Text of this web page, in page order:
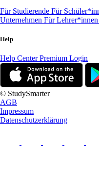
Für Studierende Für
Unternehmen Für Lehrer*innen
Help
Help CenterPremium Login
© StudySmarter
AGB
Impressum
Datenschutzerklärung